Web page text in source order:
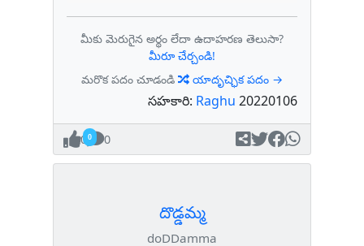
మీకు మెరుగైన అర్థం లేదా ఉదాహరణ తెలుసా?
మీరూ చేర్చండి!
మరొక పదం చూడండి
యాదృచ్ఛిక పదం →
సహకారి: Raghu 20220106
0 0
దొడ్డమ్మ
doDDamma